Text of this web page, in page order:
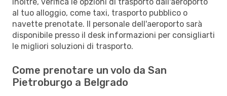
al tuo alloggio, come taxi, trasporto pubblico o
navette prenotate. Il personale dell'aeroporto sarà
disponibile presso il desk informazioni per consigliarti
le migliori soluzioni di trasporto.
Come prenotare un volo da San
Pietroburgo a Belgrado